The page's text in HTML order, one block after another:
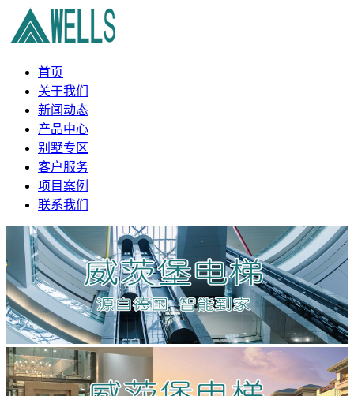
首页
关于我们
新闻动态
产品中心
别墅专区
客户服务
项目案例
联系我们